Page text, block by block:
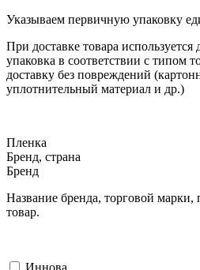
Указываем первичную упаковку
При доставке товара
упаковка в соответствии с типом
доставку без повреждений
уплотнительный материал и др.)
Пленка
Бренд, страна
Бренд
Название бренда, торговой марки,
товар.
Иннова